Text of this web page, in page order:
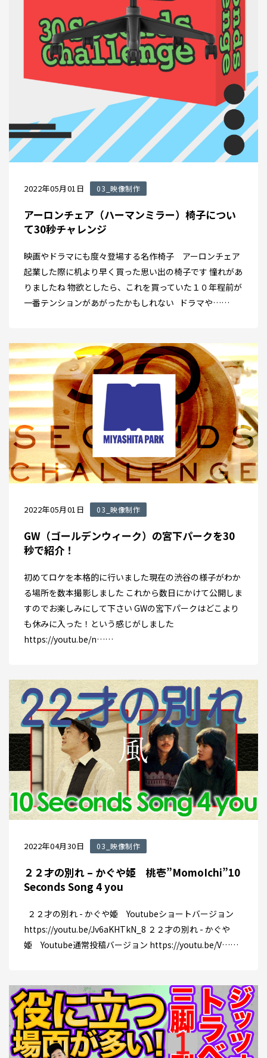
2022年05月01日 03_映像制作
アーロンチェア（ハーマンミラー）椅子につい
て30秒チャレンジ
映画やドラマにも度々登場する名作椅子 アーロンチェア
起業した際に机より早く買った思い出の椅子です 憧れがあ
りましたね 物欲としたら、これを買っていた１０年程前が
一番テンションがあがったかもしれない ドラマや……
2022年05月01日 03_映像制作
GW（ゴールデンウィーク）の宮下パークを30
秒で紹介！
初めてロケを本格的に行いました現在の渋谷の様子がわか
る場所を数本撮影しました これから数日にかけて公開しま
すのでお楽しみにして下さい GWの宮下パークはどこより
も休みに入った！という感じがしました
https://youtu.be/n……
2022年04月30日 03_映像制作
２２才の別れ – かぐや姫 桃壱”MomoIchi”10
Seconds Song 4 you
２２才の別れ - かぐや姫 Youtubeショートバージョン
https://youtu.be/Jv6aKHTkN_8 ２２才の別れ - かぐや
姫 Youtube通常投稿バージョン https://youtu.be/V……